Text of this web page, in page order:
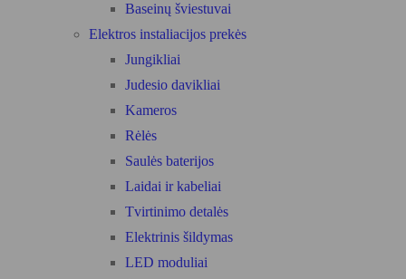
Baseinų šviestuvai
Elektros instaliacijos prekės
Jungikliai
Judesio davikliai
Kameros
Rėlės
Saulės baterijos
Laidai ir kabeliai
Tvirtinimo detalės
Elektrinis šildymas
LED moduliai